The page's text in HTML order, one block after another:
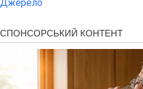
Джерело